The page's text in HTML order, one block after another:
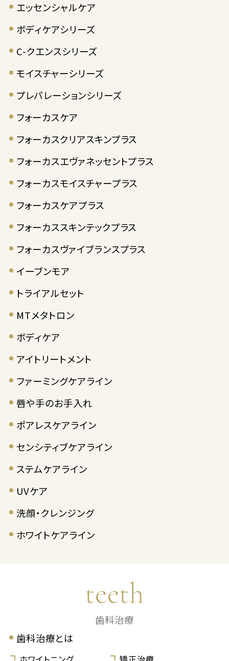
エッセンシャルケア
ボディケアシリーズ
C-クエンスシリーズ
モイスチャーシリーズ
プレパレーションシリーズ
フォーカスケア
フォーカスクリアスキンプラス
フォーカスエヴァネッセントプラス
フォーカスモイスチャープラス
フォーカスケアプラス
フォーカススキンテックプラス
フォーカスヴァイブランスプラス
イーブンモア
トライアルセット
MTメタトロン
ボディケア
アイトリートメント
ファーミングケアライン
唇や手のお手入れ
ポアレスケアライン
センシティブケアライン
ステムケアライン
UVケア
洗顔・クレンジング
ホワイトケアライン
teeth
歯科治療
歯科治療とは